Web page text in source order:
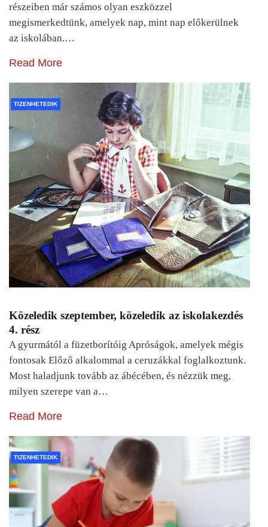
részeiben már számos olyan eszközzel
megismerkedtünk, amelyek nap, mint nap előkerülnek
az iskolában.…
Read More
TIZENHETEDIK
Közeledik szeptember, közeledik az iskolakezdés
4. rész
A gyurmától a füzetborítóig Apróságok, amelyek mégis
fontosak Előző alkalommal a ceruzákkal foglalkoztunk.
Most haladjunk tovább az ábécében, és nézzük meg,
milyen szerepe van a…
Read More
TIZENHETEDIK